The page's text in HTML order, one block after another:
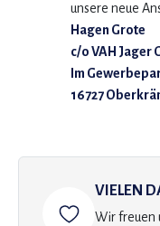
unsere neue
Hagen Grote
c/o VAH Jager
Im
16727
VIELEN
Wir freuen